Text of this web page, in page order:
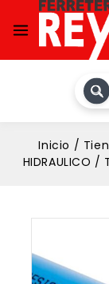
Inicio /
HIDRAULICO /